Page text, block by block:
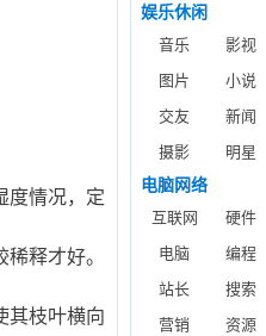
度情况，定
释才好。
其枝叶横向
娱乐休闲
音乐
影视
图片
小说
交友
新闻
摄影
明星
电脑网络
互联网
硬件
电脑
编程
站长
搜索
营销
资源